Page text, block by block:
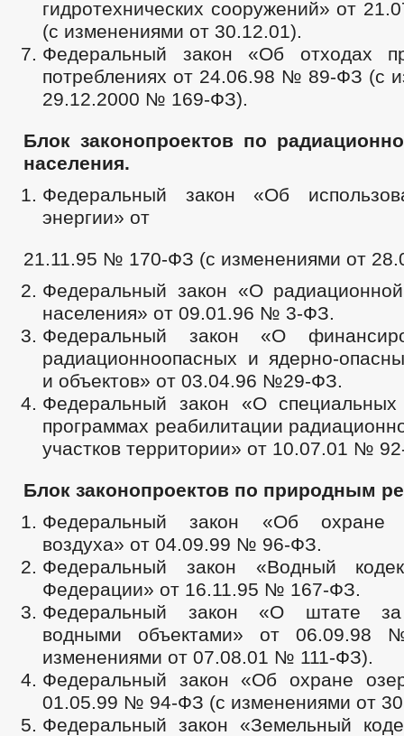
гидротехнических сооружений» от
(с изменениями от 30.12.01).
Федеральный закон «Об отходах
потреблениях от 24.06.98 № 89-ФЗ (с
29.12.2000 № 169-ФЗ).
Блок законопроектов по
населения.
Федеральный закон «Об
энергии» от
21.11.95 № 170-ФЗ (с изменениями от
Федеральный закон «О радиационной
населения» от 09.01.96 № 3-ФЗ.
Федеральный закон «О
радиационноопасных и ядерно-
и объектов» от 03.04.96 №29-ФЗ.
Федеральный закон «О специальных
программах реабилитации
участков территории» от 10.07.01 №
Блок законопроектов по природным
Федеральный закон «Об охране
воздуха» от 04.09.99 № 96-ФЗ.
Федеральный закон «Водный
Федерации» от 16.11.95 № 167-ФЗ.
Федеральный закон «О штате за
водными объектами» от
изменениями от 07.08.01 № 111-ФЗ).
Федеральный закон «Об охране
01.05.99 № 94-ФЗ (с изменениями от
Федеральный закон «Земельный